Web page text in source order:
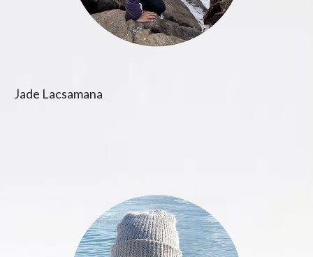
Jade Lacsamana